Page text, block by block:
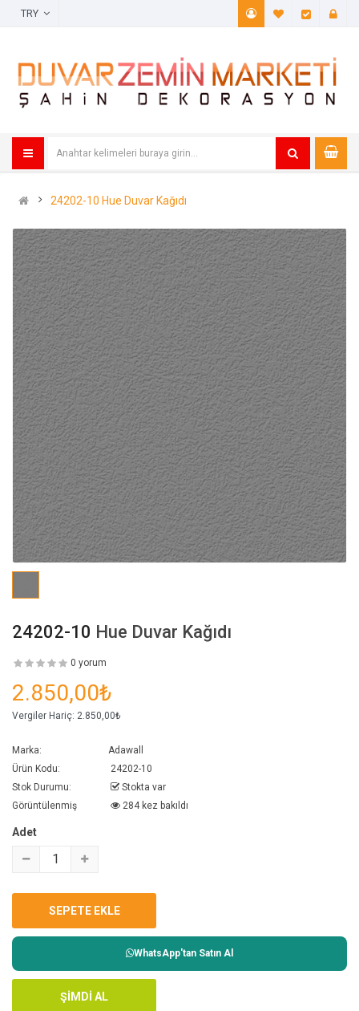
A. Listem
24202-10 Hue Duvar Kağıdı
24202-10 Hue Duvar Kağıdı
0 yorum
2.850,00₺
Vergiler Hariç: 2.850,00₺
Marka:
Adawall
Ürün Kodu:
24202-10
Stok Durumu:
Stokta var
Görüntülenmiş
284 kez bakıldı
Adet
WhatsApp'tan Satın Al